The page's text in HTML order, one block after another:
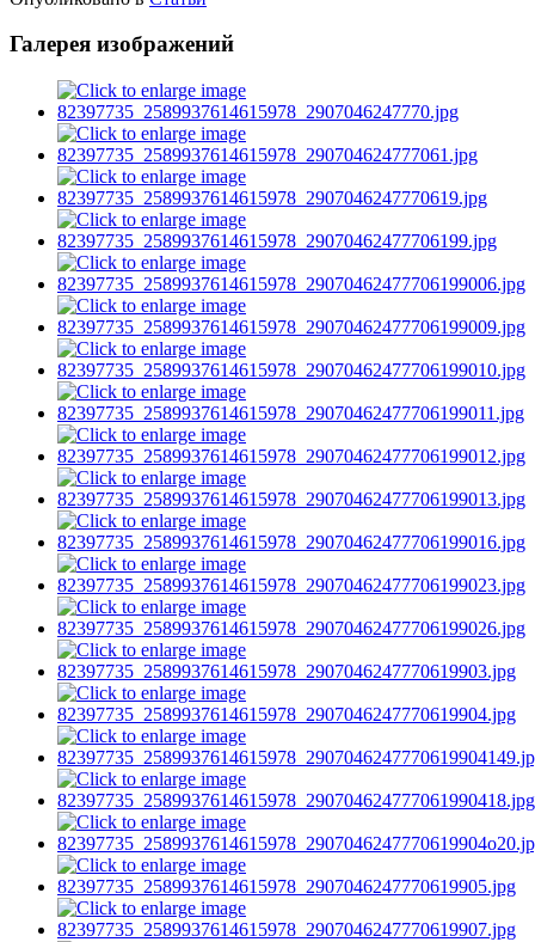
Галерея изображений